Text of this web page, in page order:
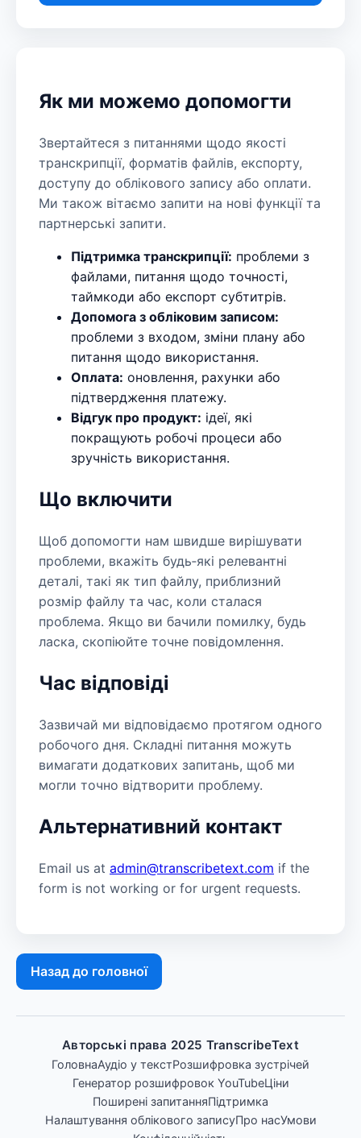
Як ми можемо допомогти
Звертайтеся з питаннями щодо якості
транскрипції, форматів файлів, експорту,
доступу до облікового запису або оплати.
Ми також вітаємо запити на нові функції та
партнерські запити.
Підтримка транскрипції: проблеми з
файлами, питання щодо точності,
таймкоди або експорт субтитрів.
Допомога з обліковим записом:
проблеми з входом, зміни плану або
питання щодо використання.
Оплата: оновлення, рахунки або
підтвердження платежу.
Відгук про продукт: ідеї, які
покращують робочі процеси або
зручність використання.
Що включити
Щоб допомогти нам швидше вирішувати
проблеми, вкажіть будь‑які релевантні
деталі, такі як тип файлу, приблизний
розмір файлу та час, коли сталася
проблема. Якщо ви бачили помилку, будь
ласка, скопіюйте точне повідомлення.
Час відповіді
Зазвичай ми відповідаємо протягом одного
робочого дня. Складні питання можуть
вимагати додаткових запитань, щоб ми
могли точно відтворити проблему.
Альтернативний контакт
Email us at admin@transcribetext.com if the
form is not working or for urgent requests.
Назад до головної
Авторські права 2025 TranscribeText
ГоловнаАудіо у текстРозшифровка зустрічей
Генератор розшифровок YouTubeЦіни
Поширені запитанняПідтримка
Налаштування облікового записуПро насУмови